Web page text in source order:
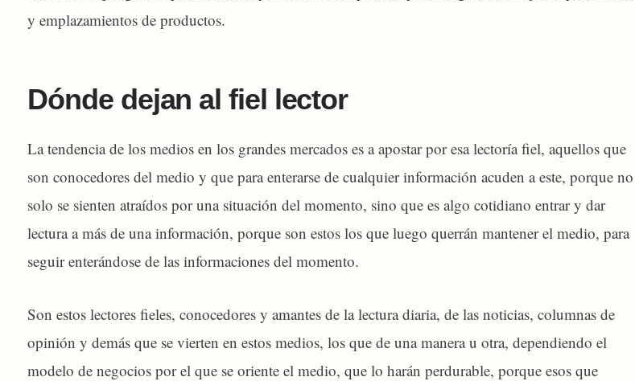
y emplazamientos de productos.
Dónde dejan al fiel lector
La tendencia de los medios en los grandes mercados es a apostar por esa lectoría fiel, aquellos que
son conocedores del medio y que para enterarse de cualquier información acuden a este, porque no
solo se sienten atraídos por una situación del momento, sino que es algo cotidiano entrar y dar
lectura a más de una información, porque son estos los que luego querrán mantener el medio, para
seguir enterándose de las informaciones del momento.
Son estos lectores fieles, conocedores y amantes de la lectura diaria, de las noticias, columnas de
opinión y demás que se vierten en estos medios, los que de una manera u otra, dependiendo el
modelo de negocios por el que se oriente el medio, que lo harán perdurable, porque esos que